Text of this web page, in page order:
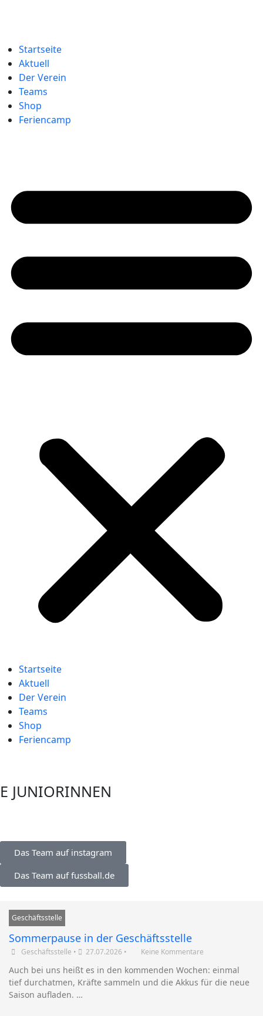
Startseite
Aktuell
Der Verein
Teams
Shop
Feriencamp
Startseite
Aktuell
Der Verein
Teams
Shop
Feriencamp
E JUNIORINNEN
Das Team auf instagram
Das Team auf fussball.de
Geschäftsstelle
Sommerpause in der Geschäftsstelle
Geschäftsstelle • 27.07.2026 • Keine Kommentare
Auch bei uns heißt es in den kommenden Wochen: einmal
tief durchatmen, Kräfte sammeln und die Akkus für die neue
Saison aufladen. …